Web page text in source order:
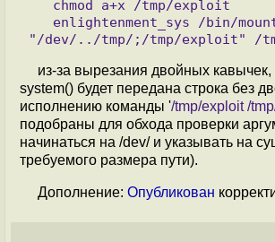
из-за вырезания двойных
system() будет передана строка без
исполнению команды '/tmp/exploit /
подобраны для обхода проверки
начинаться на /dev/ и указывать на
требуемого размера пути).
Дополнение: Опубликован